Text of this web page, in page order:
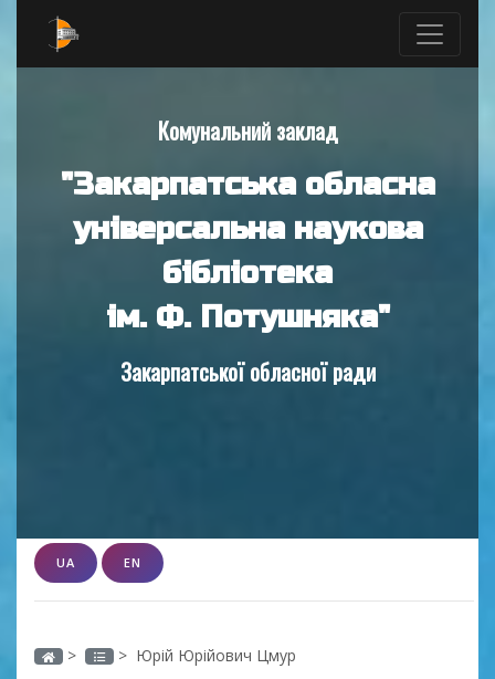
Комунальний заклад
"Закарпатська обласна
універсальна наукова
бібліотека
ім. Ф. Потушняка"
Закарпатської обласної ради
UA EN
> > Юрій Юрійович Цмур